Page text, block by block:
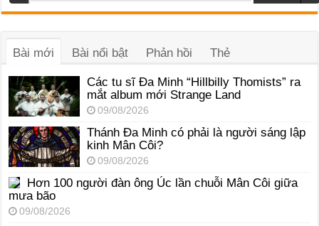
phát
Bài mới
Bài nổi bật Phản hồi Thẻ
Các tu sĩ Đa Minh “Hillbilly Thomists” ra
mắt album mới Strange Land
09/08/2026
Thánh Đa Minh có phải là người sáng lập
kinh Mân Côi?
09/08/2026
Hơn 100 người đàn ông Úc lần chuỗi Mân Côi giữa
mưa bão
09/08/2026